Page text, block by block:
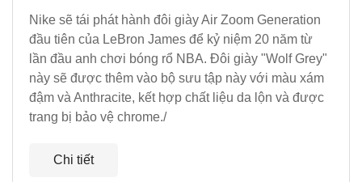
Nike sẽ tái phát hành đôi giày Air Zoom Generation
đầu tiên của LeBron James để kỷ niệm 20 năm từ
lần đầu anh chơi bóng rổ NBA. Đôi giày "Wolf Grey"
này sẽ được thêm vào bộ sưu tập này với màu xám
đậm và Anthracite, kết hợp chất liệu da lộn và được
trang bị bảo vệ chrome./
Chi tiết